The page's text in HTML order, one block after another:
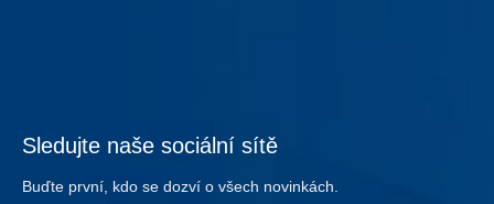
Sledujte naše sociální sítě
Buďte první, kdo se dozví o všech novinkách.